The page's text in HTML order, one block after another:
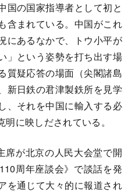
国の国家指導者として初と
含まれている。中国がこれ
にあるなかで、トウ小平が
」という姿勢を打ち出す場
質疑応答の場面（尖閣諸島
新日鉄の君津製鉄所を見学
、それを中国に輸入する必
に映しだされている。
が北京の人民大会堂で開
周年座談会》で談話を発
を通じて大々的に報道され